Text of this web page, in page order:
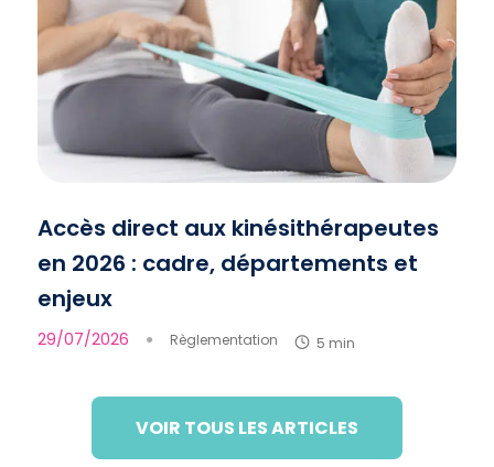
Accès direct aux kinésithérapeutes
en 2026 : cadre, départements et
enjeux
29/07/2026 ● Règlementation 5 min
VOIR TOUS LES ARTICLES